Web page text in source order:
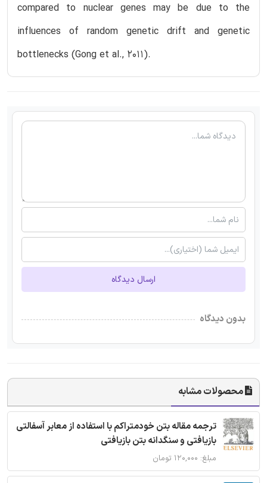
compared to nuclear genes may be due to the
influences of random genetic drift and genetic
bottlenecks (Gong et al., 2011).
ارسال دیدگاه
بدون دیدگاه
محصولات مشابه
ترجمه مقاله بتن خودمتراکم با استفاده از معابر آسفالتی
بازیافتی و سنگدانه بتن بازیافتی
مبلغ: ۱۲۰,۰۰۰ تومان